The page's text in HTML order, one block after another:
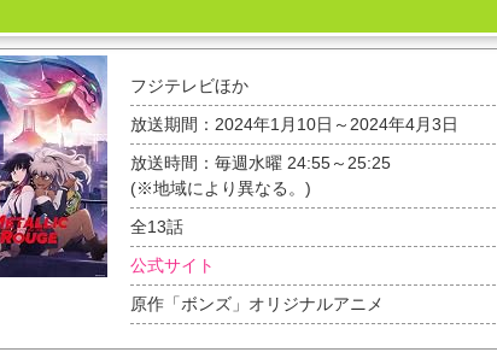
フジテレビほか
放送期間： 2024年1月10日～2024年4月3日
放送時間：毎週水曜 24:55～25:25
(※地域により異なる。)
全13話
公式サイト
原作「ボンズ」オリジナルアニメ